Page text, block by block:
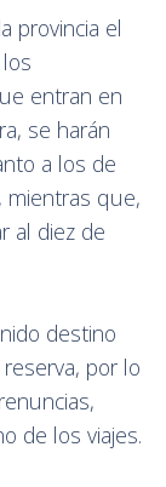
provincia el
entran en
se harán
a los de
mientras que,
al diez de
destino
por lo
de los viajes.